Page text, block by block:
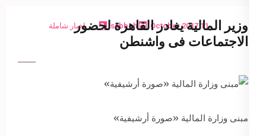
11 October 2017
sabbeh اخبار شاملةوزير المالية يغادر القاهرة لحضور
الاجتماعات فى واشنطن
مبنى وزارة المالية «صورة أرشيفية»